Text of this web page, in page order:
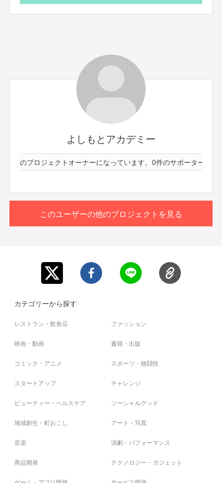
ロケの様子
「人気芸人、母校へ帰る」撮影の様子
このプロジェクトでやりたいこと・やろうと思った理由
よしもとアカデミー生としてお笑いを盛り上げた思い出のオリジナルグッズ
このプロジェクトはYDAの授業の1つである「FANY講義」の授業の一環とし
て、FANY事業の1つであるこのFANYクラウドファンディングを使用させて
頂いています。
どのようなプロジェクトを進めるか考えた際に、これからのお笑いやエンタ
グッズの制作について
このプロジェクトでは、皆さまから頂いた支援金で
を制作したいと考えております💭
制作するオリジナルグッズは、支援金の合計額によって変化しますので、あ
らかじめご了承ください。
▼ネックストラップ型ミニキーホルダー
クストラップ。
▼タブレット操作もできるボールペン
会社などでも使いやすい、大人っぽいデザインのタッチペン付きボールペ
▼マグカップ・タンブラー水筒
日常的に使えて、ふとした時にアカデミー生時代を思い出せるグッズ。
▼ネクタイピン
よしもとアカデミー
件のプロジェクトオーナーになっています。0件のサポーターと2件
▼タブレット操作もできるボールペン
タブレットを使う機会が多い現代。
会社などでも使いやすい、大人っぽいデザインのタッチペ
ン付きボールペンを制作！
▼マグカップ・タンブラー水筒
日常的に使えて、ふとした時にアカデミー生時代を思い出
せるグッズ。
どなたでも使いやすいように、シンプルなデザインに！
漫才衣装として、社会人として、スーツを着られる方は多
そのスーツを着る際に一緒に身につけられる、よしもとア
カデミー特製のネクタイピン。
■NSC大ライブデジタル写真集
やオフショットも限定配信！！！
デジタル写真集の閲覧方法につきましては、FANY
Crowdfundingのメッセージ機能を使ってご案内させてい
※写真はよしもとアカデミーの生徒が撮影します。
に共有する行為はお控えください。その他『ご支援にあた
※返品・返金は承っておりません。
このユーザーの他のプロジェクトを見る
カテゴリーから探す
レストラン・飲食店 ファッション
映画・動画 書籍・出版
コミック・アニメ スポーツ・格闘技
スタートアップ チャレンジ
ビューティー・ヘルスケア ソーシャルグッド
地域創生・町おこし アート・写真
音楽 演劇・パフォーマンス
商品開発 テクノロジー・ガジェット